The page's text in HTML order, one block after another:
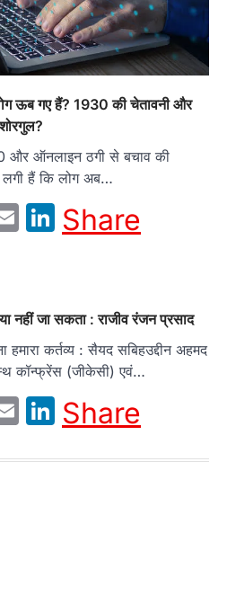
ऊब गए हैं? 1930 की चेतावनी और
और ऑनलाइन ठगी से बचाव की
लगी हैं कि लोग अब…
EmailLinkedIn
Share
नहीं जा सकता : राजीव रंजन प्रसाद
हमारा कर्तव्य : सैयद सबिहउद्दीन अहमद
कॉन्फ्रेंस (जीकेसी) एवं…
EmailLinkedIn
Share